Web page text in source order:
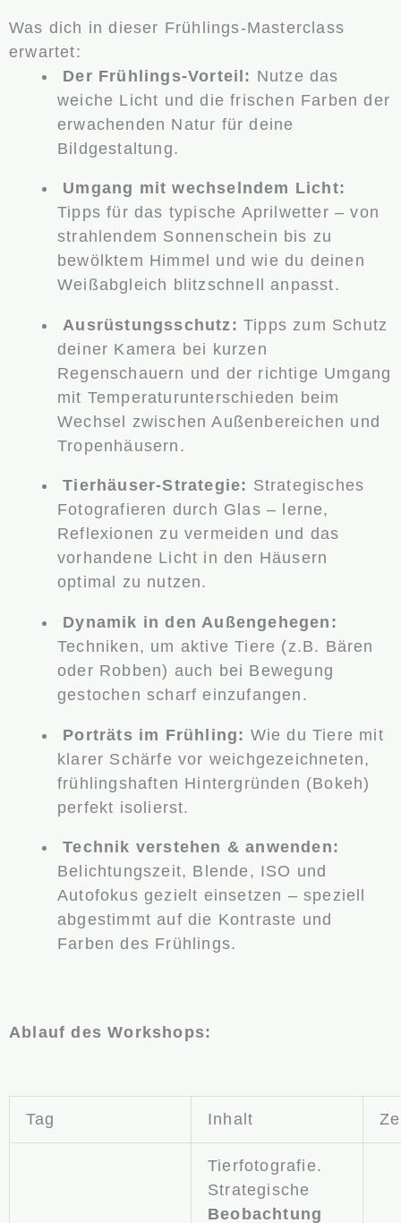
Was dich in dieser Frühlings-Masterclass
erwartet:
Der Frühlings-Vorteil: Nutze das
weiche Licht und die frischen Farben der
erwachenden Natur für deine
Bildgestaltung.
Umgang mit wechselndem Licht:
Tipps für das typische Aprilwetter – von
strahlendem Sonnenschein bis zu
bewölktem Himmel und wie du deinen
Weißabgleich blitzschnell anpasst.
Ausrüstungsschutz: Tipps zum Schutz
deiner Kamera bei kurzen
Regenschauern und der richtige Umgang
mit Temperaturunterschieden beim
Wechsel zwischen Außenbereichen und
Tropenhäusern.
Tierhäuser-Strategie: Strategisches
Fotografieren durch Glas – lerne,
Reflexionen zu vermeiden und das
vorhandene Licht in den Häusern
optimal zu nutzen.
Dynamik in den Außengehegen:
Techniken, um aktive Tiere (z.B. Bären
oder Robben) auch bei Bewegung
gestochen scharf einzufangen.
Porträts im Frühling: Wie du Tiere mit
klarer Schärfe vor weichgezeichneten,
frühlingshaften Hintergründen (Bokeh)
perfekt isolierst.
Technik verstehen & anwenden:
Belichtungszeit, Blende, ISO und
Autofokus gezielt einsetzen – speziell
abgestimmt auf die Kontraste und
Farben des Frühlings.
Ablauf des Workshops:
Tag Inhalt
Tierfotografie.
Strategische
Beobachtung